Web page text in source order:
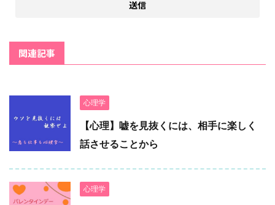
関連記事
心理学
【心理】嘘を見抜くには、相手に楽しく
話させることから
心理学